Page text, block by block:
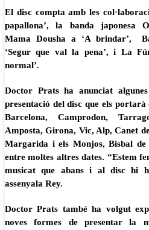
El disc compta amb les
papallona’, la banda japonesa
Mama Dousha a ‘A brindar’,
‘Segur que val la pena’, i La
normal’.
Doctor Prats ha anunciat
presentació del disc que els
Barcelona, Camprodon,
Amposta, Girona, Vic, Alp, Canet
Margarida i els Monjos, Bisbal de
entre moltes altres dates. “Estem
musicat que abans i al disc hi
assenyala Rey.
Doctor Prats també ha volgut
noves formes de presentar la